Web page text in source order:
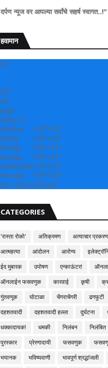
सर्वांचे सहर्ष स्वागत..!"
हवामान
28
29°
23°
07
+29°+22°
+29°+22°
+29°+21°
+29°+21°
+29°+22°
+29°+22°
7-Day Forecast
CATEGORIES
'रास्ता रोको' अतिक्रमण अत्याचार प्रकरण
आत्महत्या
आंदोलन आरोग्य
ईद मुबारक
उपोषण एन्काऊंटर!
ऑनलाईन फसवणुक
कारवाई कृषी
गुंतवणूक
घोटाळा चेंगराचेंगरी ढगफुटी
दहशतवादी
दहशतवादी हल्ला दुर्घटना
धक्कादायक!
धमकी निलंबन निलंबित
पुरस्कार
प्रेरणादायी फसवणुक
भयानक
भविष्यवाणी भावपूर्ण श्रद्धांजली